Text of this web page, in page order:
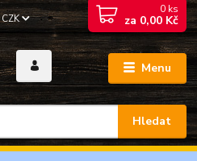
Menu
CZK
Hledat
0 ks
za 0,00 Kč